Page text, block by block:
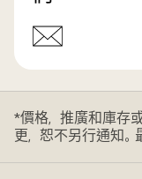
*價格，推廣和庫存
更，恕不另行通知。